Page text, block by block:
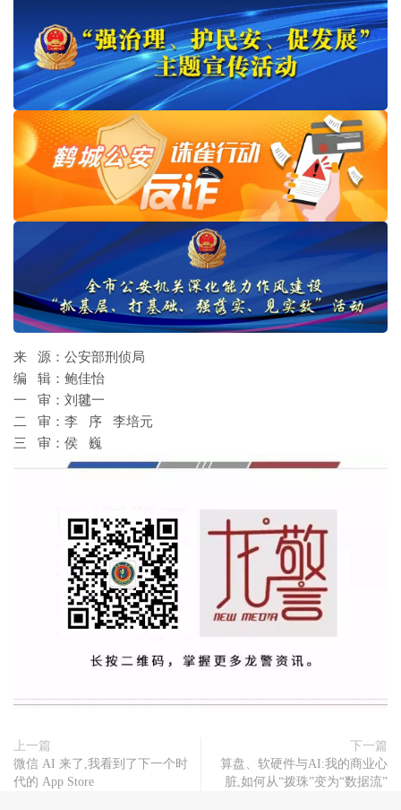
来 源：公安部刑侦局
编 辑：鲍佳怡
一 审：刘毽一
二 审：李 序 李培元
三 审：侯 巍
上一篇
微信 AI 来了,我看到了下一个时
代的 App Store
下一篇
算盘、软硬件与AI:我的商业心
脏,如何从“拨珠”变为“数据流”